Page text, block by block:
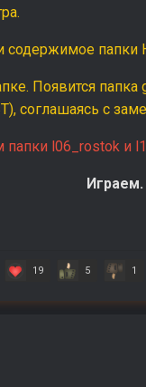
папки
Появится
соглашаясь с
l06_rostok и
Играем.
19 5 1